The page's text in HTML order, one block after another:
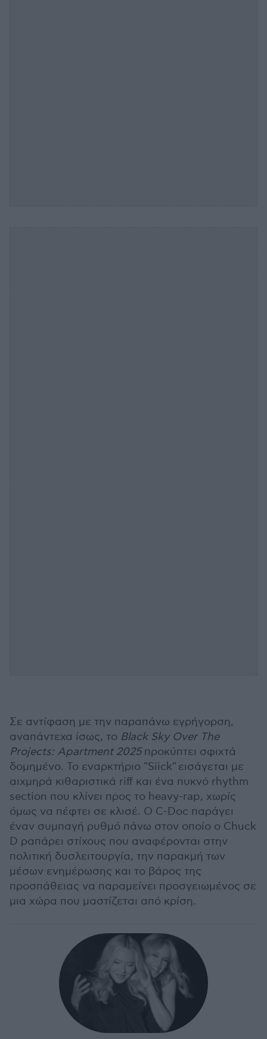
Σε αντίφαση με την παραπάνω εγρήγορση,
αναπάντεχα ίσως, το Black Sky Over The
Projects: Apartment 2025προκύπτει σφιχτά
δομημένο. Το εναρκτήριο "Siick" εισάγεται με
αιχμηρά κιθαριστικά riff και ένα πυκνό rhythm
section που κλίνει προς το heavy-rap, χωρίς
όμως να πέφτει σε κλισέ. Ο C-Doc παράγει
έναν συμπαγή ρυθμό πάνω στον οποίο ο Chuck
D ραπάρει στίχους που αναφέρονται στην
πολιτική δυσλειτουργία, την παρακμή των
μέσων ενημέρωσης και το βάρος της
προσπάθειας να παραμείνει προσγειωμένος σε
μια χώρα που μαστίζεται από κρίση.